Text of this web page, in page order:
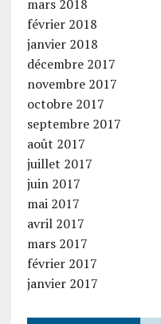
mars 2018
février 2018
janvier 2018
décembre 2017
novembre 2017
octobre 2017
septembre 2017
août 2017
juillet 2017
juin 2017
mai 2017
avril 2017
mars 2017
février 2017
janvier 2017